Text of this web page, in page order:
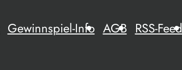
Gewinnspiel-Info AGB RSS-Feed